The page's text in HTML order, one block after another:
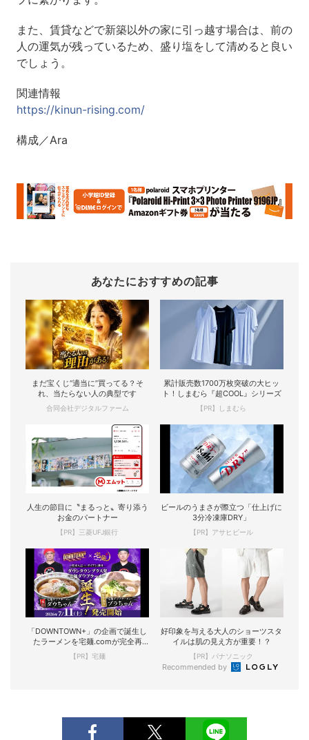
また、賃貸などで新築以外の家に引っ越す場合は、前の
人の運気が残っているため、盛り塩をして清めると良い
でしょう。
関連情報
https://kinun-rising.com/
構成／Ara
あなたにおすすめの記事
まだ宝くじ“適当に”買ってる？そ
れ、当たらない人の典型です
合同会社デジタルファーム
累計販売数1700万枚突破の大ヒッ
ト！しまむら『超COOL』シリーズ
【PR】しまむら
人生の節目に〝まるっと〟寄り添う
お金のパートナー
【PR】三菱UFJ銀行
ビールのうまさが際立つ「仕上げに
3分冷凍庫DRY」
【PR】アサヒビール
「DOWNTOWN+」の企画で誕生し
たラーメンを宅麺.comが完全再
現！
【PR】宅麺
好印象を与える大人のショーツスタ
イルは肌の見え方が重要！？
【PR】パナソニック
Recommended by